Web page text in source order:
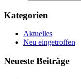
Kategorien
Aktuelles
Neu eingetroffen
Neueste Beiträge